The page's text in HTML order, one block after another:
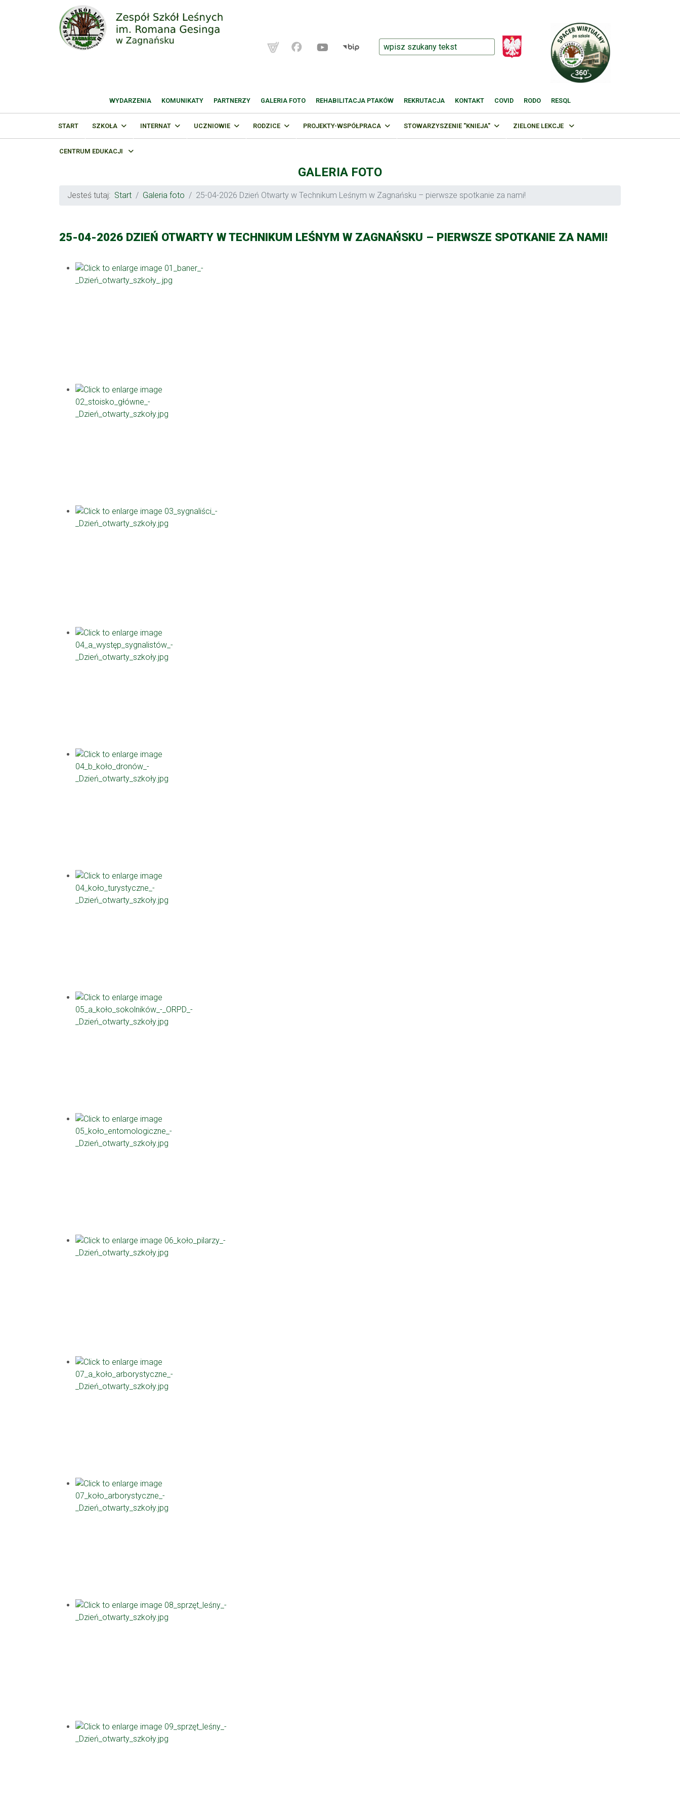
WYDARZENIA KOMUNIKATY PARTNERZY GALERIA FOTO REHABILITACJA PTAKÓW REKRUTACJA KONTAKT COVID RODO RESQL
START SZKOŁA INTERNAT UCZNIOWIE RODZICE PROJEKTY-WSPÓŁPRACA STOWARZYSZENIE "KNIEJA" ZIELONE LEKCJE
CENTRUM EDUKACJI
GALERIA FOTO
Jesteś tutaj: Start Galeria foto 25-04-2026 Dzień Otwarty w Technikum Leśnym w Zagnańsku – pierwsze spotkanie za nami!
25-04-2026 DZIEŃ OTWARTY W TECHNIKUM LEŚNYM W ZAGNAŃSKU – PIERWSZE SPOTKANIE ZA NAMI!